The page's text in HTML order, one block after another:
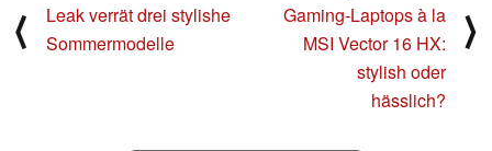
⟨
Leak verrät drei stylishe
Sommermodelle
Gaming-Laptops à la
MSI Vector 16 HX:
stylish oder
hässlich?
⟩